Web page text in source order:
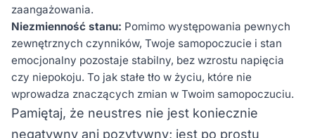
zaangażowania.
Niezmienność stanu: Pomimo występowania pewnych
zewnętrznych czynników, Twoje samopoczucie i stan
emocjonalny pozostaje stabilny, bez wzrostu napięcia
czy niepokoju. To jak stałe tło w życiu, które nie
wprowadza znaczących zmian w Twoim samopoczuciu.
Pamiętaj, że neustres nie jest koniecznie
negatywny ani pozytywny; jest po prostu